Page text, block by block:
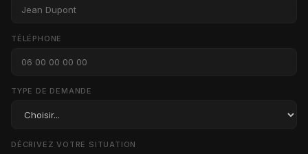
TÉLÉPHONE
TYPE DE DEMANDE
DÉCRIVEZ VOTRE SITUATION